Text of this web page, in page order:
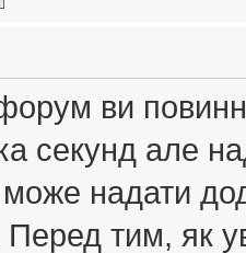
ви
секунд але
надати
Перед тим, як